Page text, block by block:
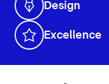
Design
Excellence